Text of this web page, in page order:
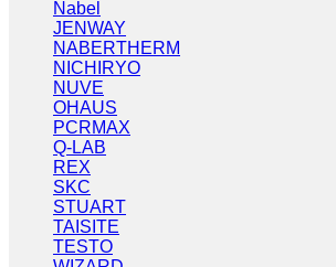
Nabel
JENWAY
NABERTHERM
NICHIRYO
NUVE
OHAUS
PCRMAX
Q-LAB
REX
SKC
STUART
TAISITE
TESTO